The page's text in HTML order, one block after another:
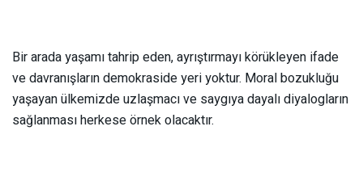
Bir arada yaşamı tahrip eden, ayrıştırmayı körükleyen ifade
ve davranışların demokraside yeri yoktur. Moral bozukluğu
yaşayan ülkemizde uzlaşmacı ve saygıya dayalı diyalogların
sağlanması herkese örnek olacaktır.